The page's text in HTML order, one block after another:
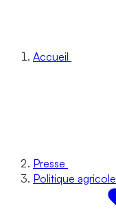
Accueil
Presse
Politique agricole